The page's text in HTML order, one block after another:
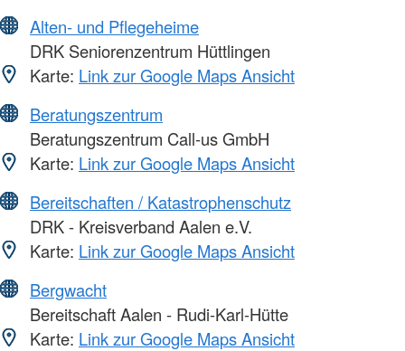
Alten- und Pflegeheime
DRK Seniorenzentrum Hüttlingen
Karte: Link zur Google Maps Ansicht
Beratungszentrum
Beratungszentrum Call-us GmbH
Karte: Link zur Google Maps Ansicht
Bereitschaften / Katastrophenschutz
DRK - Kreisverband Aalen e.V.
Karte: Link zur Google Maps Ansicht
Bergwacht
Bereitschaft Aalen - Rudi-Karl-Hütte
Karte: Link zur Google Maps Ansicht